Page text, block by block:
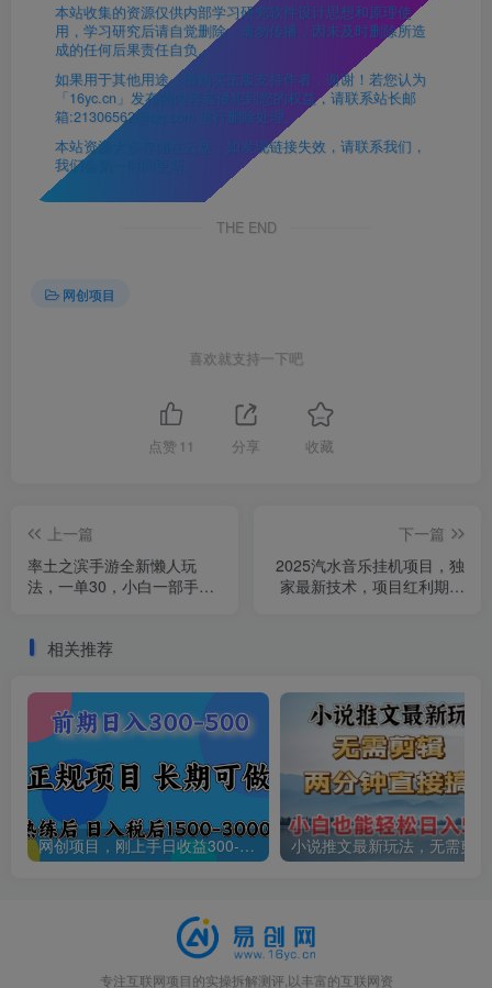
本站收集的资源仅供内部学习研究软件设计思想和原理使
用，学习研究后请自觉删除，请勿传播，因未及时删除所造
成的任何后果责任自负。
如果用于其他用途，请购买正版支持作者，谢谢！若您认为
「16yc.cn」发布的内容若侵犯到您的权益，请联系站长邮
箱:21306562@qq.com 进行删除处理。
本站资源大多存储在云盘，如发现链接失效，请联系我们，
我们会第一时间更新。
THE END
网创项目
喜欢就支持一下吧
点赞 11 分享 收藏
上一篇
率土之滨手游全新懒人玩
法，一单30，小白一部手机
下一篇
2025汽水音乐挂机项目，独
家最新技术，项目红利期稳
相关推荐
网创项目，刚上手日收益300-500左右，熟悉后日收益1500-3000
专注互联网项目的实操拆解测评,以丰富的互联网资